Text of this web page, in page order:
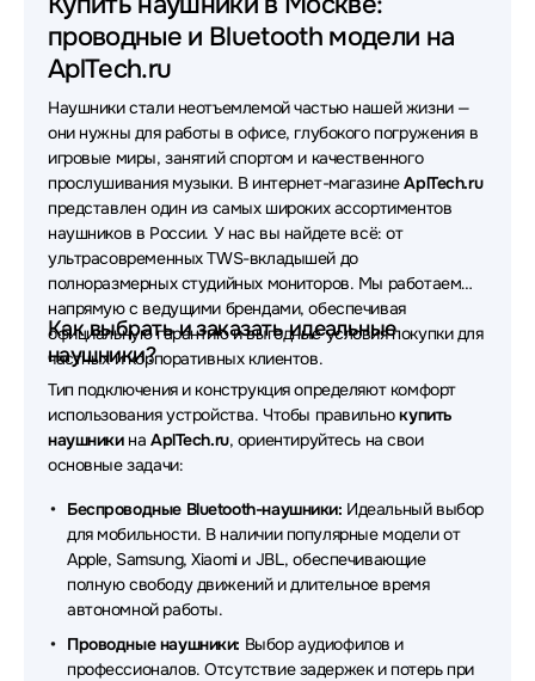
Наушники Oklick Наушники Sven
Наушники MONSTER
Наушники Apple Наушники Asus
Наушники FiiO Наушники Sennheiser
Наушники Samsung Наушники Bloody
Наушники UGREEN Наушники Poly
Наушники VT Наушники OneOdio
Наушники Bang&Olufsen Наушники Lenovo
Наушники SteelSeries Наушники Axtel
Наушники Rapoo
Наушники QCY Наушники Plantronics
Наушники REALME Наушники Acer
Наушники Havit
Наушники Genius Наушники SHURE
проводные и Bluetooth модели на
AplTech.ru
Наушники стали неотъемлемой частью нашей жизни —
они нужны для работы в офисе, глубокого погружения в
игровые миры, занятий спортом и качественного
прослушивания музыки. В интернет-магазинеAplTech.ru
представлен один из самых широких ассортиментов
наушников в России. У нас вы найдете всё: от
ультрасовременных TWS-вкладышей до
полноразмерных студийных мониторов. Мы работаем
напрямую с ведущими брендами, обеспечивая
официальную гарантию и выгодные условия покупки для
частных и корпоративных клиентов.
Как выбрать и заказать идеальные
наушники?
Тип подключения и конструкция определяют комфорт
использования устройства. Чтобы правильнокупить
наушникина AplTech.ru, ориентируйтесь на свои
основные задачи:
Беспроводные Bluetooth-наушники: Идеальный выбор
для мобильности. В наличии популярные модели от
Apple, Samsung, Xiaomi и JBL, обеспечивающие
полную свободу движений и длительное время
автономной работы.
Проводные наушники: Выбор аудиофилов и
профессионалов. Отсутствие задержек и потерь при